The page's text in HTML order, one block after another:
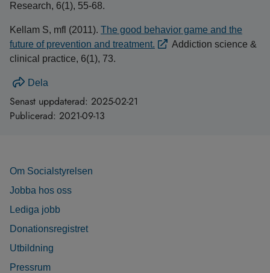
Research, 6(1), 55-68.
Kellam S, mfl (2011). The good behavior game and the
future of prevention and treatment.
Addiction science &
clinical practice, 6(1), 73.
Dela
Senast uppdaterad: 2025-02-21
Publicerad: 2021-09-13
Om Socialstyrelsen
Jobba hos oss
Lediga jobb
Donationsregistret
Utbildning
Pressrum